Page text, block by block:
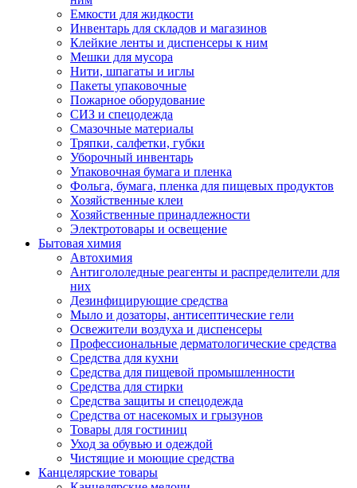
Емкости для жидкости
Инвентарь для складов и магазинов
Клейкие ленты и диспенсеры к ним
Мешки для мусора
Нити, шпагаты и иглы
Пакеты упаковочные
Пожарное оборудование
СИЗ и спецодежда
Смазочные материалы
Тряпки, салфетки, губки
Уборочный инвентарь
Упаковочная бумага и пленка
Фольга, бумага, пленка для пищевых продуктов
Хозяйственные клеи
Хозяйственные принадлежности
Электротовары и освещение
Бытовая химия
Автохимия
Антигололедные реагенты и распределители для
них
Дезинфицирующие средства
Мыло и дозаторы, антисептические гели
Освежители воздуха и диспенсеры
Профессиональные дерматологические средства
Средства для кухни
Средства для пищевой промышленности
Средства для стирки
Средства защиты и спецодежда
Средства от насекомых и грызунов
Товары для гостиниц
Уход за обувью и одеждой
Чистящие и моющие средства
Канцелярские товары